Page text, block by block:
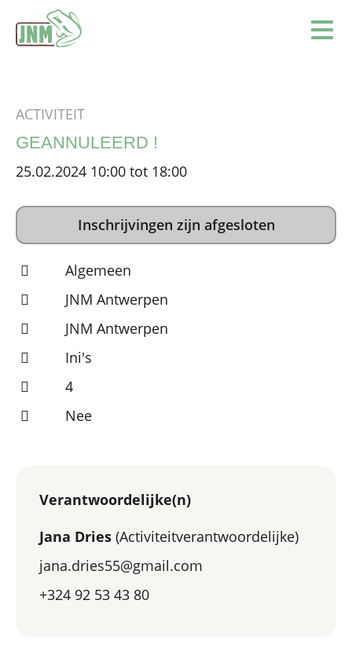
ACTIVITEIT
GEANNULEERD !
25.02.2024 10:00 tot 18:00
Inschrijvingen zijn afgesloten
Algemeen
JNM Antwerpen
JNM Antwerpen
Ini's
4
Nee
Verantwoordelijke(n)
Jana Dries (Activiteitverantwoordelijke)
jana.dries55@gmail.com
+324 92 53 43 80